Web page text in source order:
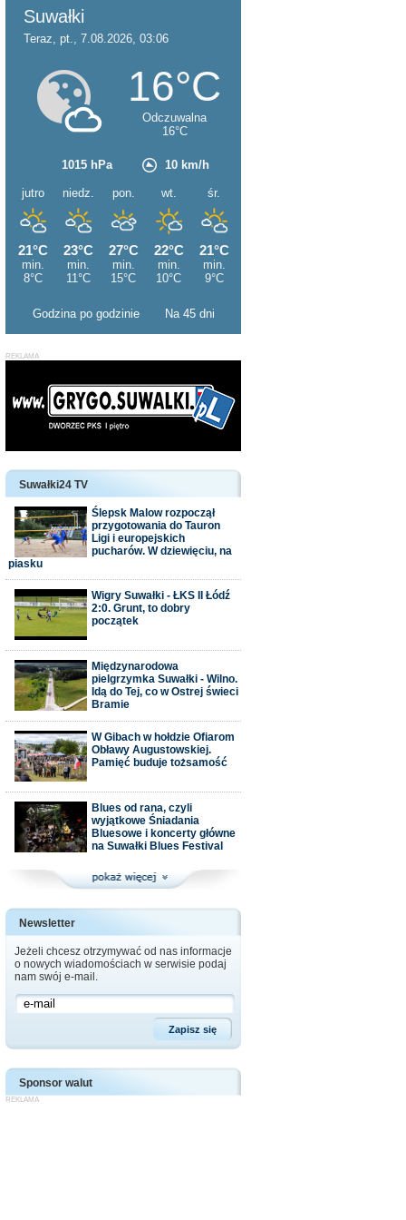
Godzina po godzinie Na 45 dni
Suwałki24 TV
Ślepsk Malow rozpoczął
przygotowania do Tauron
Ligi i europejskich
pucharów. W dziewięciu, na
piasku
Wigry Suwałki - ŁKS II Łódź
2:0. Grunt, to dobry
początek
Międzynarodowa
pielgrzymka Suwałki - Wilno.
Idą do Tej, co w Ostrej świeci
Bramie
W Gibach w hołdzie Ofiarom
Obławy Augustowskiej.
Pamięć buduje tożsamość
Blues od rana, czyli
wyjątkowe Śniadania
Bluesowe i koncerty główne
na Suwałki Blues Festival
Newsletter
Jeżeli chcesz otrzymywać od nas informacje
o nowych wiadomościach w serwisie podaj
nam swój e-mail.
Sponsor walut